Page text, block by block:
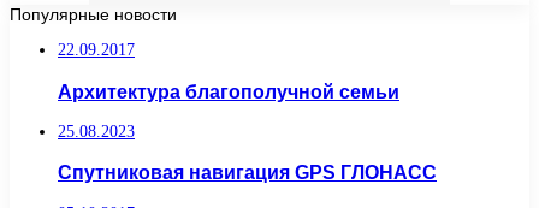
Популярные новости
22.09.2017
Архитектура благополучной семьи
25.08.2023
Спутниковая навигация GPS ГЛОНАСС